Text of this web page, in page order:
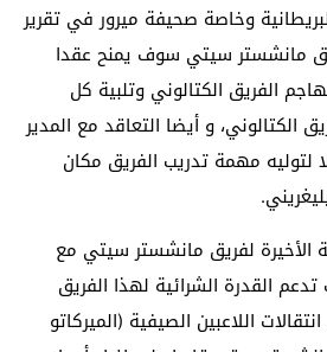
وخاصة صحيفة ميرور في تقرير
مانشستر سيتي سوف يمنح عقدا
الفريق الكتالوني وتلبية كل
الكتالوني، و أيضا التعاقد مع المدير
لتوليه مهمة تدريب الفريق مكان
الأخيرة لفريق مانشستر سيتي مع
القدرة الشرائية لهذا الفريق
اللاعبين الصيفية (الميركاتو